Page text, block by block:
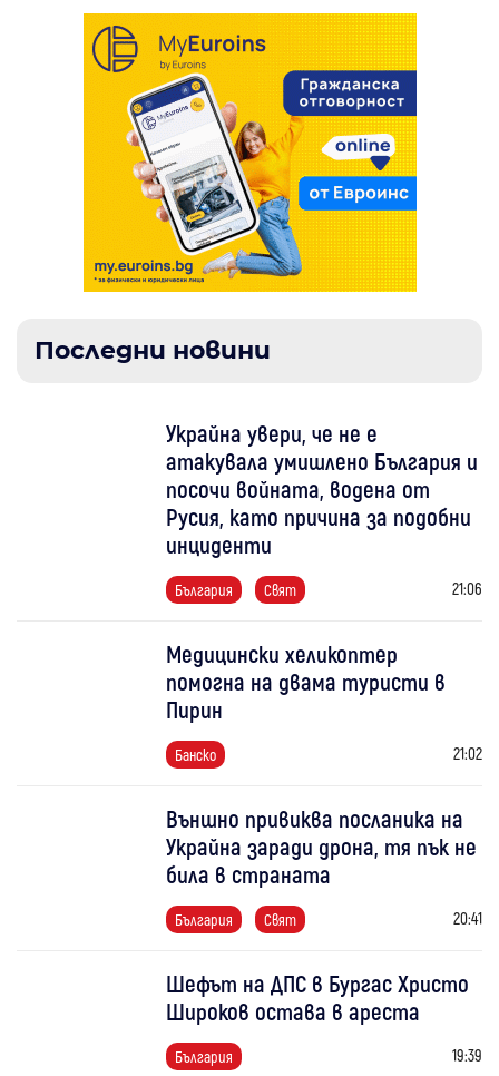
Последни новини
Украйна увери, че не е
атакувала умишлено България и
посочи войната, водена от
Русия, като причина за подобни
инциденти
България Свят 21:06
Медицински хеликоптер
помогна на двама туристи в
Пирин
Банско 21:02
Външно привиква посланика на
Украйна заради дрона, тя пък не
била в страната
България Свят 20:41
Шефът на ДПС в Бургас Христо
Широков остава в ареста
България 19:39